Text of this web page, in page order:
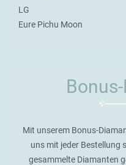
LG
Eure Pichu Moon
Mit unserem Bonus-
uns mit jeder Bestellung
gesammelte Diamanten